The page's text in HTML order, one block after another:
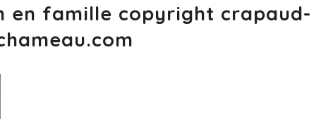
en famille copyright crapaud-